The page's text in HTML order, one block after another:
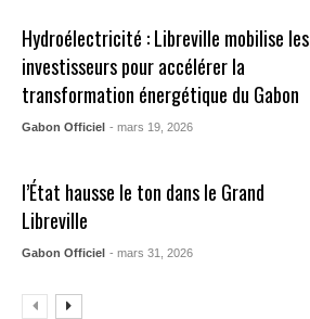
Hydroélectricité : Libreville mobilise les
investisseurs pour accélérer la
transformation énergétique du Gabon
Gabon Officiel - mars 19, 2026
l’État hausse le ton dans le Grand
Libreville
Gabon Officiel - mars 31, 2026